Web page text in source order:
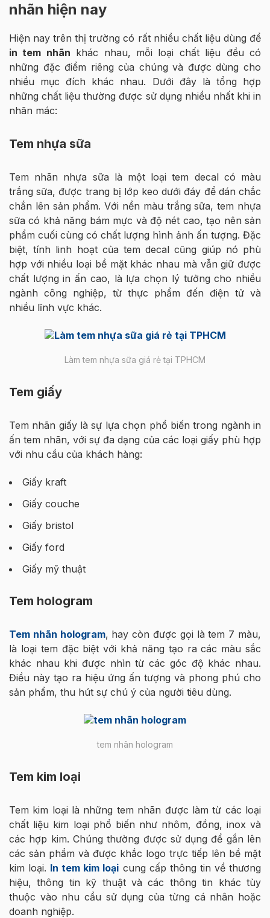
nhãn hiện nay
Hiện nay trên thị trường có rất nhiều chất liệu dùng để
in tem nhãn khác nhau, mỗi loại chất liệu đều có
những đặc điểm riêng của chúng và được dùng cho
nhiều mục đích khác nhau. Dưới đây là tổng hợp
những chất liệu thường được sử dụng nhiều nhất khi in
nhãn mác:
Tem nhựa sữa
Tem nhãn nhựa sữa là một loại tem decal có màu
trắng sữa, được trang bị lớp keo dưới đáy để dán chắc
chắn lên sản phẩm. Với nền màu trắng sữa, tem nhựa
sữa có khả năng bám mực và độ nét cao, tạo nên sản
phẩm cuối cùng có chất lượng hình ảnh ấn tượng. Đặc
biệt, tính linh hoạt của tem decal cũng giúp nó phù
hợp với nhiều loại bề mặt khác nhau mà vẫn giữ được
chất lượng in ấn cao, là lựa chọn lý tưởng cho nhiều
ngành công nghiệp, từ thực phẩm đến điện tử và
nhiều lĩnh vực khác.
Làm tem nhựa sữa giá rẻ tại TPHCM
Tem giấy
Tem nhãn giấy là sự lựa chọn phổ biến trong ngành in
ấn tem nhãn, với sự đa dạng của các loại giấy phù hợp
với nhu cầu của khách hàng:
Giấy kraft
Giấy couche
Giấy bristol
Giấy ford
Giấy mỹ thuật
Tem hologram
Tem nhãn hologram, hay còn được gọi là tem 7 màu,
là loại tem đặc biệt với khả năng tạo ra các màu sắc
khác nhau khi được nhìn từ các góc độ khác nhau.
Điều này tạo ra hiệu ứng ấn tượng và phong phú cho
sản phẩm, thu hút sự chú ý của người tiêu dùng.
tem nhãn hologram
Tem kim loại
Tem kim loại là những tem nhãn được làm từ các loại
chất liệu kim loại phổ biến như nhôm, đồng, inox và
các hợp kim. Chúng thường được sử dụng để gắn lên
các sản phẩm và được khắc logo trực tiếp lên bề mặt
kim loại. In tem kim loại cung cấp thông tin về thương
hiệu, thông tin kỹ thuật và các thông tin khác tùy
thuộc vào nhu cầu sử dụng của từng cá nhân hoặc
doanh nghiệp.